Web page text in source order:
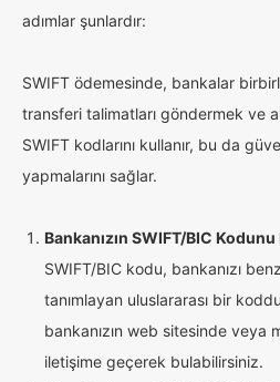
adımlar şunlardır:
SWIFT ödemesinde, bankalar
transferi talimatları göndermek ve
SWIFT kodlarını kullanır, bu da
yapmalarını sağlar.
Bankanızın SWIFT/BIC
SWIFT/BIC kodu, bankanızı
tanımlayan uluslararası bir
bankanızın web sitesinde veya
iletişime geçerek bulabilirsiniz.